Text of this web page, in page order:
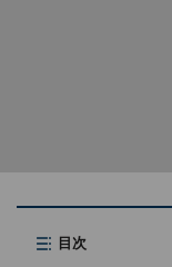
目次